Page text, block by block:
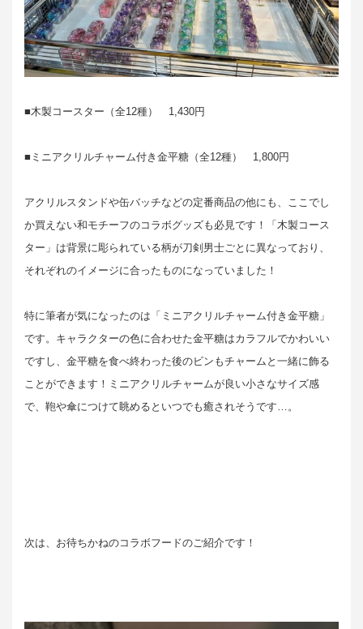
■木製コースター（全12種） 1,430円
■ミニアクリルチャーム付き金平糖（全12種） 1,800円
アクリルスタンドや缶バッチなどの定番商品の他にも、ここでし
か買えない和モチーフのコラボグッズも必見です！「木製コース
ター」は背景に彫られている柄が刀剣男士ごとに異なっており、
それぞれのイメージに合ったものになっていました！
特に筆者が気になったのは「ミニアクリルチャーム付き金平糖」
です。キャラクターの色に合わせた金平糖はカラフルでかわいい
ですし、金平糖を食べ終わった後のビンもチャームと一緒に飾る
ことができます！ミニアクリルチャームが良い小さなサイズ感
で、鞄や傘につけて眺めるといつでも癒されそうです…。
次は、お待ちかねのコラボフードのご紹介です！